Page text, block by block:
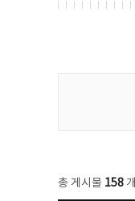
총 게시물 158 개